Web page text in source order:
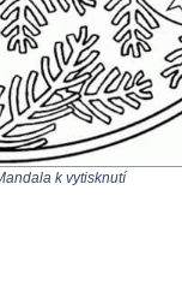
k vytisknutí